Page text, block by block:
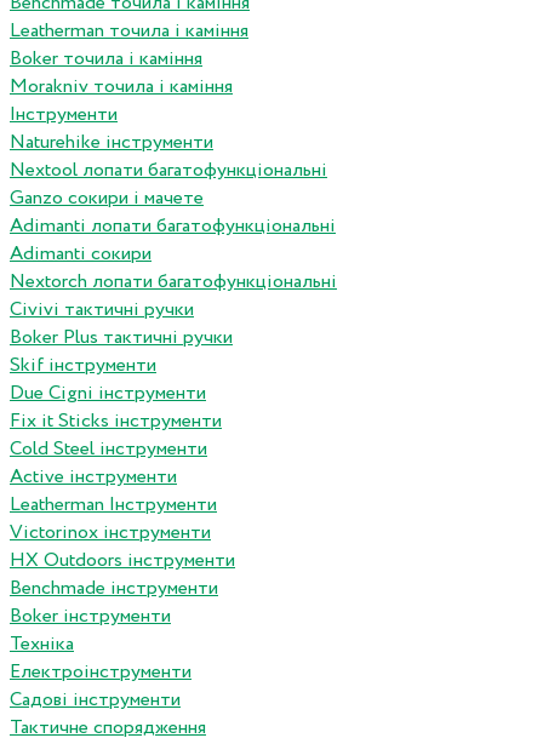
Leatherman точила і каміння
Boker точила і каміння
Morakniv точила і каміння
Інструменти
Naturehike інструменти
Nextool лопати багатофункціональні
Ganzo сокири і мачете
Adimanti лопати багатофункціональні
Adimanti сокири
Nextorch лопати багатофункціональні
Сivivi тактичні ручки
Boker Plus тактичні ручки
Skif інструменти
Due Cigni інструменти
Fix it Sticks інструменти
Сold Steel інструменти
Active інструменти
Leatherman Інструменти
Victorinox інструменти
HX Outdoors інструменти
Benchmade інструменти
Boker інструменти
Техніка
Електроінструменти
Садові інструменти
Тактичне спорядження